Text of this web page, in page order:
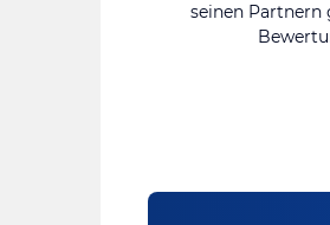
seinen Partnern